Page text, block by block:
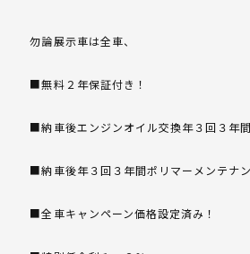
勿論展示車は全車、
■無料２年保証付き！
■納車後エンジンオイル交換年３回３年間
■納車後年３回３年間ポリマーメンテナ
■全車キャンペーン価格設定済み！